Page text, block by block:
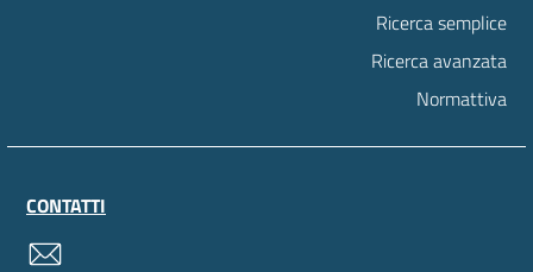
Ricerca semplice
Ricerca avanzata
Normattiva
CONTATTI